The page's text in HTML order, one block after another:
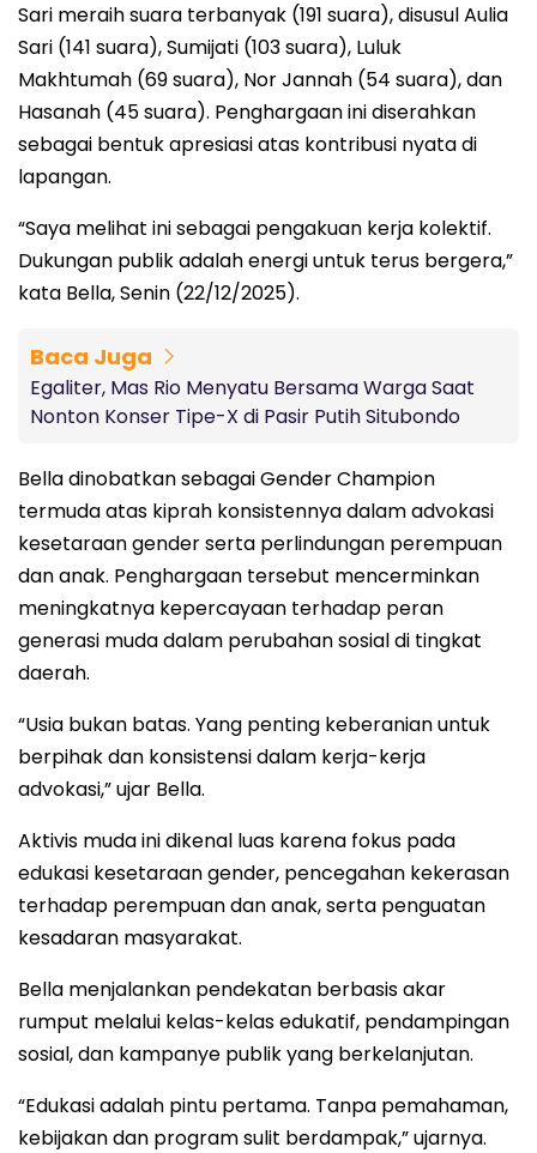
Sari meraih suara terbanyak (191 suara), disusul Aulia
Sari (141 suara), Sumijati (103 suara), Luluk
Makhtumah (69 suara), Nor Jannah (54 suara), dan
Hasanah (45 suara). Penghargaan ini diserahkan
sebagai bentuk apresiasi atas kontribusi nyata di
lapangan.
“Saya melihat ini sebagai pengakuan kerja kolektif.
Dukungan publik adalah energi untuk terus bergera,”
kata Bella, Senin (22/12/2025).
Baca Juga
Egaliter, Mas Rio Menyatu Bersama Warga Saat
Nonton Konser Tipe-X di Pasir Putih Situbondo
Bella dinobatkan sebagai Gender Champion
termuda atas kiprah konsistennya dalam advokasi
kesetaraan gender serta perlindungan perempuan
dan anak. Penghargaan tersebut mencerminkan
meningkatnya kepercayaan terhadap peran
generasi muda dalam perubahan sosial di tingkat
daerah.
“Usia bukan batas. Yang penting keberanian untuk
berpihak dan konsistensi dalam kerja-kerja
advokasi,” ujar Bella.
Aktivis muda ini dikenal luas karena fokus pada
edukasi kesetaraan gender, pencegahan kekerasan
terhadap perempuan dan anak, serta penguatan
kesadaran masyarakat.
Bella menjalankan pendekatan berbasis akar
rumput melalui kelas-kelas edukatif, pendampingan
sosial, dan kampanye publik yang berkelanjutan.
“Edukasi adalah pintu pertama. Tanpa pemahaman,
kebijakan dan program sulit berdampak,” ujarnya.